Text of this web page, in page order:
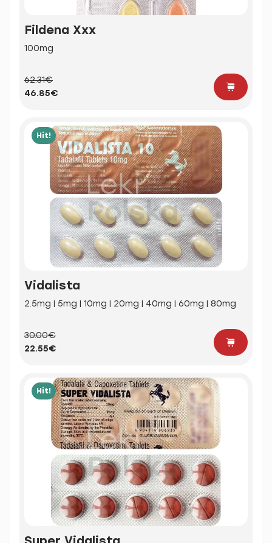
Fildena Xxx
100mg
62.31€
46.85€
Hit!
Vidalista
2.5mg | 5mg | 10mg | 20mg | 40mg | 60mg | 80mg
30.00€
22.55€
Hit!